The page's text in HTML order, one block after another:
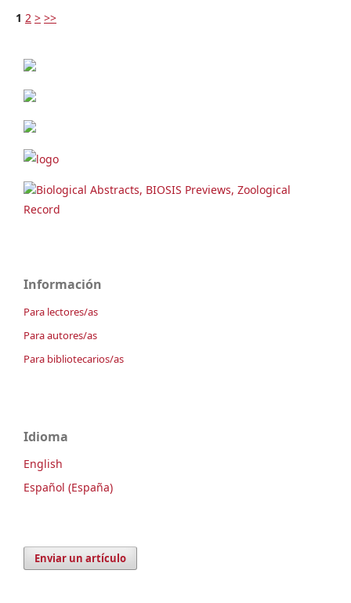
1 2 > >>
Biological Abstracts, BIOSIS Previews, Zoological
Record
Información
Para lectores/as
Para autores/as
Para bibliotecarios/as
Idioma
English
Español (España)
Enviar un artículo